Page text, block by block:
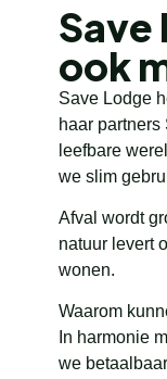
Save
ook
Save Lodge
haar
leefbare
we slim
Afval wordt
natuur levert
wonen.
Waarom
In harmonie
we